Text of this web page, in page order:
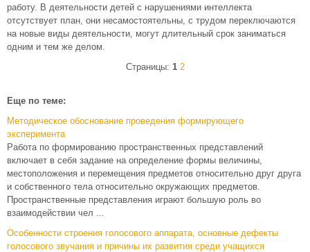
работу. В деятельности детей с нарушениями интеллекта
отсутствует план, они несамостоятельны, с трудом переключаются
на новые виды деятельности, могут длительный срок заниматься
одним и тем же делом.
Страницы: 1 2
Еще по теме:
Методическое обоснование проведения формирующего
эксперимента
Работа по формированию пространственных представлений
включает в себя задание на определение формы величины,
местоположения и перемещения предметов относительно друг друга
и собственного тела относительно окружающих предметов.
Пространственные представления играют большую роль во
взаимодействии чел ...
Особенности строения голосового аппарата, основные дефекты
голосового звучания и причины их развития среди учащихся